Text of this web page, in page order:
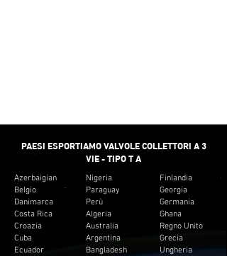
PAESI ESPORTIAMO VALVOLE COLLETTORI A 3
VIE - TIPO T A
Azerbaigian
Belgio
Danimarca
Costa Rica
Croazia
Cuba
Ecuador
Nigeria
Paraguay
Perù
Algeria
Australia
Argentina
Bangladesh
Finlandia
Georgia
Germania
Ghana
Regno Unito
Grecia
Ungheria